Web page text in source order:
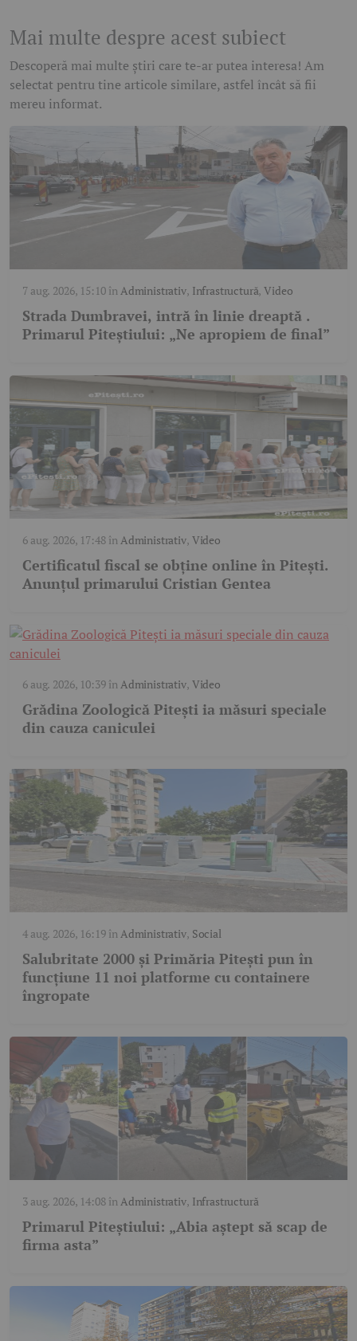
Mai multe despre acest subiect
Descoperă mai multe știri care te-ar putea interesa! Am
selectat pentru tine articole similare, astfel încât să fii
mereu informat.
7 aug. 2026, 15:10înAdministrativ, Infrastructură,Video
Strada Dumbravei, intră în linie dreaptă .
Primarul Piteștiului: „Ne apropiem de final”
6 aug. 2026, 17:48înAdministrativ, Video
Certificatul fiscal se obține online în Pitești.
Anunțul primarului Cristian Gentea
6 aug. 2026, 10:39înAdministrativ, Video
Grădina Zoologică Pitești ia măsuri speciale
din cauza caniculei
4 aug. 2026, 16:19înAdministrativ, Social
Salubritate 2000 și Primăria Pitești pun în
funcțiune 11 noi platforme cu containere
îngropate
3 aug. 2026, 14:08înAdministrativ, Infrastructură
Primarul Piteștiului: „Abia aștept să scap de
firma asta”